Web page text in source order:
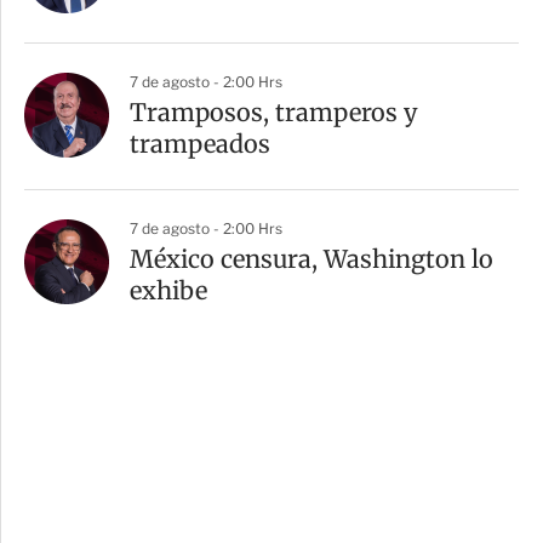
7 de agosto - 2:00 Hrs
Tramposos, tramperos y
trampeados
7 de agosto - 2:00 Hrs
México censura, Washington lo
exhibe